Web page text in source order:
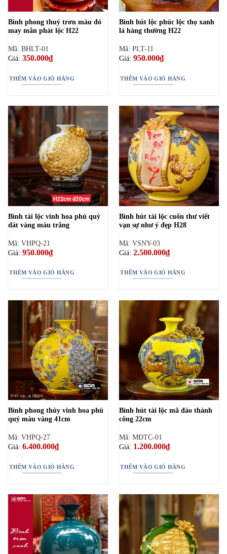
Bình phong thuỷ trơn màu đỏ
may mắn phát lộc H22
Mã: BHLT-01
Giá: 350.000₫
THÊM VÀO GIỎ HÀNG
Bình hút lộc phúc lộc thọ xanh
lá hàng thường H22
Mã: PLT-11
Giá: 950.000₫
THÊM VÀO GIỎ HÀNG
Bình tài lộc vinh hoa phú quý
dát vàng màu trắng
Mã: VHPQ-21
Giá: 950.000₫
THÊM VÀO GIỎ HÀNG
Bình hút tài lộc cuốn thư viết
vạn sự như ý đẹp H28
Mã: VSNY-03
Giá: 2.500.000₫
THÊM VÀO GIỎ HÀNG
Bình phong thủy vinh hoa phú
quý màu vàng 41cm
Mã: VHPQ-27
Giá: 6.400.000₫
THÊM VÀO GIỎ HÀNG
Bình hút tài lộc mã đáo thành
công 22cm
Mã: MĐTC-01
Giá: 1.200.000₫
THÊM VÀO GIỎ HÀNG